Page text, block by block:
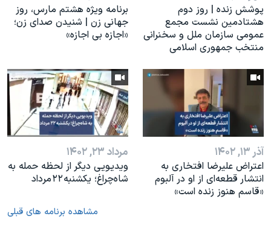
پوشش زنده | روز دوم
هشتادمین نشست مجمع
عمومی سازمان ملل و سخنرانی
منتخب جمهوری اسلامی
برنامه ویژه هشتم مارس، روز
جهانی زن | شنیدن صدای زن؛
«اجازه بی اجازه»
آذر ۱۳, ۱۴۰۲
اعتراض علیرضا افتخاری به
انتشار قطعه‌ای از او در آلبوم
«قاسم هنوز زنده است»
مرداد ۲۳, ۱۴۰۲
ویدیویی دیگر از لحظه حمله به
شاه‌چراغ؛ یکشنبه ۲۲ مرداد
مشاهده برنامه های قبلی